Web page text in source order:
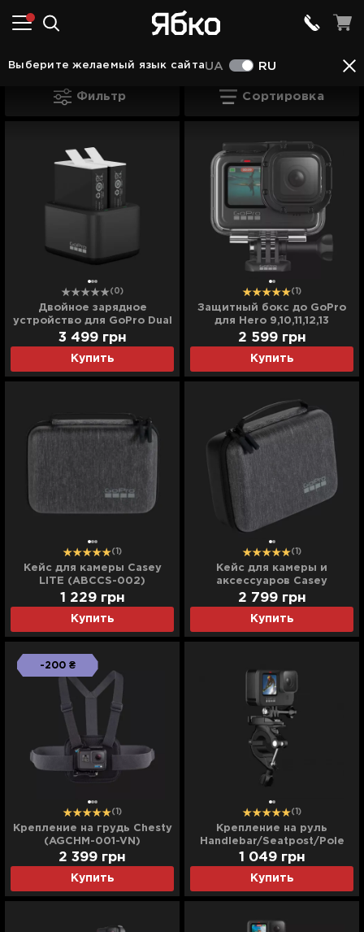
Выберите желаемый язык сайтаUA RU
Экшн-камеры GoPro Ивано-Франковске
Аксессуары для экшн-камер Ивано-
Фильтр Сортировка
(0)
Двойное зарядное
устройство для GoPro Dual
Battery Charger +
Аккумулятор Enduro 2 шт
для Hero11/10/9 (ADDBD-
211-EU)
Купить
3 499 грн
(1)
Защитный бокс до GoPro
для Hero 9,10,11,12,13
(ADDIV-001, ADDIV-001-VT)
Купить
2 599 грн
(1)
Кейс для камеры Casey
LITE (ABCCS-002)
Купить
1 229 грн
(1)
Кейс для камеры и
аксессуаров Casey
(ABSSC-002)
Купить
2 799 грн
-200 ₴
(1)
Крепление на грудь Chesty
(AGCHM-001-VN)
Купить
2 399 грн
(1)
Крепление на руль
Handlebar/Seatpost/Pole
Mount
Купить
1 049 грн